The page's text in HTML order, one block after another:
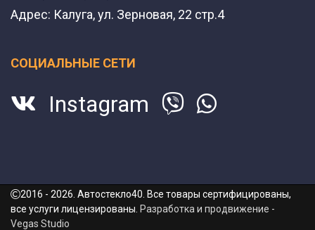
Адрес: Калуга, ул. Зерновая, 22 стр.4
СОЦИАЛЬНЫЕ СЕТИ
Instagram
2016 - 2026. Автостекло40. Все товары сертифицированы,
все услуги лицензированы. Разработка и продвижение -
Vegas Studio